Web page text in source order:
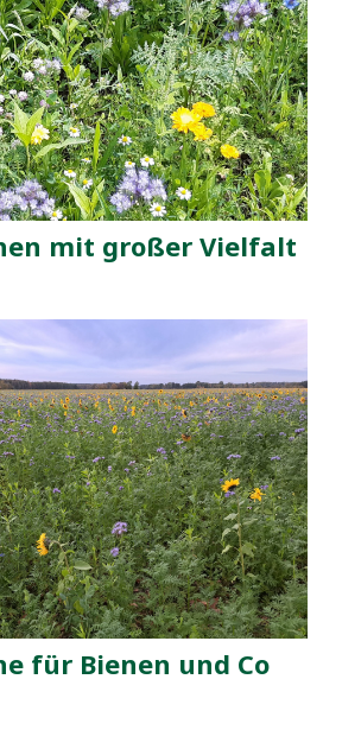
mit großer Vielfalt
für Bienen und Co